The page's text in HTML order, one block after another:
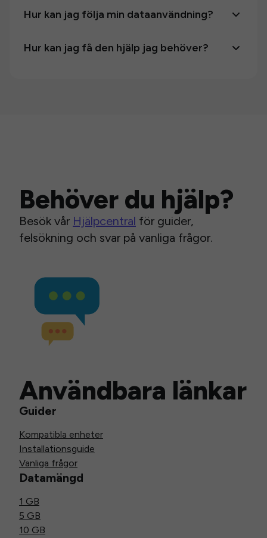
Hur kan jag följa min dataanvändning?
Hur kan jag få den hjälp jag behöver?
Behöver du hjälp?
Besök vår Hjälpcentral för guider,
felsökning och svar på vanliga frågor.
Användbara länkar
Guider
Kompatibla enheter
Installationsguide
Vanliga frågor
Datamängd
1 GB
5 GB
10 GB